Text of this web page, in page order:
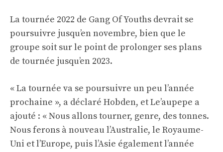
La tournée 2022 de Gang Of Youths devrait se
poursuivre jusqu’en novembre, bien que le
groupe soit sur le point de prolonger ses plans
de tournée jusqu’en 2023.
« La tournée va se poursuivre un peu l’année
prochaine », a déclaré Hobden, et Le’aupepe a
ajouté : « Nous allons tourner, genre, des tonnes.
Nous ferons à nouveau l’Australie, le Royaume-
Uni et l’Europe, puis l’Asie également l’année